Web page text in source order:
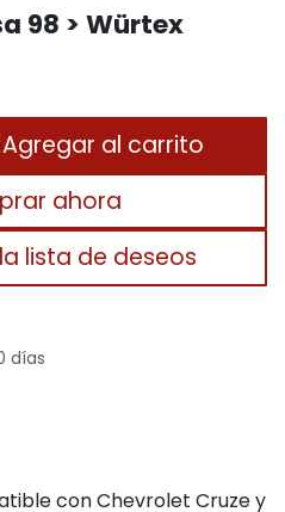
98 > Würtex
Agregar al carrito
ahora
lista de deseos
días
con Chevrolet Cruze y